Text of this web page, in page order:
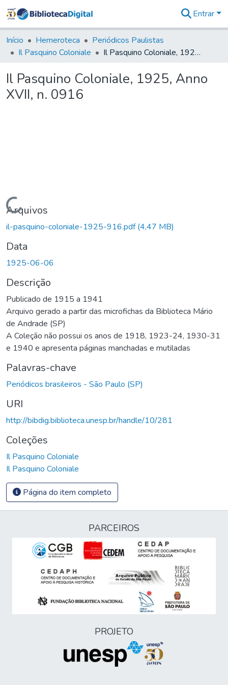
&
Coleções
Tudo na
Digital
Entrar
Início Hemeroteca
Periódicos Paulistas
Il Pasquino Coloniale
Il Pasquino Coloniale, 1925, Anno XVII, n. 0916
Il Pasquino Coloniale, 1925, Anno
XVII, n. 0916
Carregando...
Arquivos
il-pasquino-coloniale-1925-916.pdf(4,47 MB)
Data
1925-06-06
Descrição
Publicado de 1915 a 1941
Arquivo gerado a partir das microfichas da Biblioteca Mário
de Andrade (SP)
A Coleção não possui os anos de 1918, 1923-24, 1930-31
e 1940 e apresenta páginas manchadas e mutiladas
Palavras-chave
Periódicos brasileiros - São Paulo (SP)
URI
http://bibdig.biblioteca.unesp.br/handle/10/281
Coleções
Il Pasquino Coloniale
Il Pasquino Coloniale
Página do item completo
PARCEIROS
PROJETO